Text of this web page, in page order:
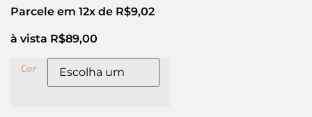
Parcele em 12x de R$9,02
à vista R$89,00
Cor